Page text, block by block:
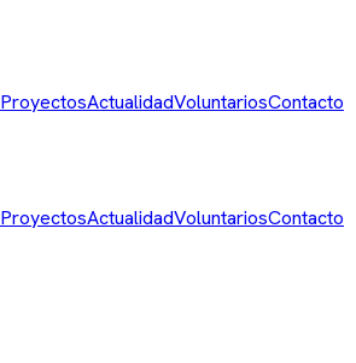
ProyectosActualidadVoluntariosContacto
ProyectosActualidadVoluntariosContacto